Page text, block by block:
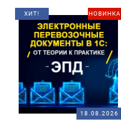
НОВИНКА
ХИТ!
18.08.2026